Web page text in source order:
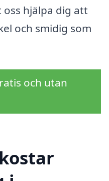
hjälpa dig att
och smidig som
och utan